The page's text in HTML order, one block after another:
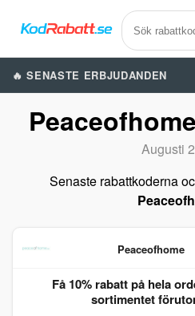
🔥 SENASTE ERBJUDANDEN
Augusti
Senaste rabattkoderna
Peaceofhome
Få 10% rabatt på hela
sortimentet